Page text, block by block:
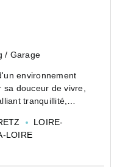
/ Garage
environnement
douceur de vivre,
tranquillité,
LOIRE-
LOIRE